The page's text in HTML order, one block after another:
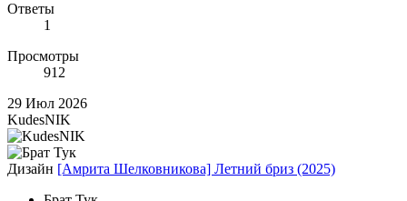
Ответы
1
Просмотры
912
29 Июл 2026
KudesNIK
Дизайн [Амрита Шелковникова] Летний бриз (2025)